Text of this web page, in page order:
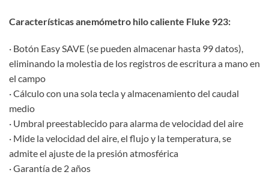
Características anemómetro hilo caliente Fluke 923:
· Botón Easy SAVE (se pueden almacenar hasta 99 datos),
eliminando la molestia de los registros de escritura a mano en
el campo
· Cálculo con una sola tecla y almacenamiento del caudal
medio
· Umbral preestablecido para alarma de velocidad del aire
· Mide la velocidad del aire, el flujo y la temperatura, se
admite el ajuste de la presión atmosférica
· Garantía de 2 años